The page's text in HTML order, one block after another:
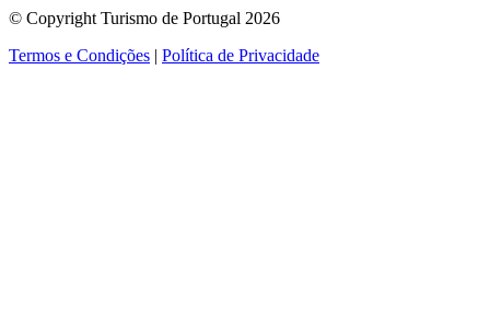
© Copyright Turismo de Portugal 2026
Termos e Condições | Política de Privacidade